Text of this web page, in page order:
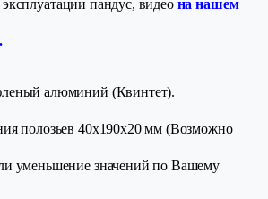
пандус, видео на нашем
алюминий (Квинтет).
полозьев 40х190х20 мм (Возможно
уменьшение значений по Вашему